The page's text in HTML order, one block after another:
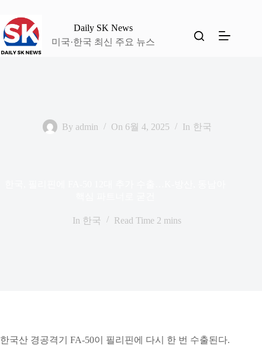
으
로
건
Daily SK News
미국·한국 최신 주요 뉴스
By admin On 6월 4, 2025 In 한국
In 한국 Read Time 2 mins
한국산 경공격기 FA-50이 필리핀에 다시 한 번 수출된다.